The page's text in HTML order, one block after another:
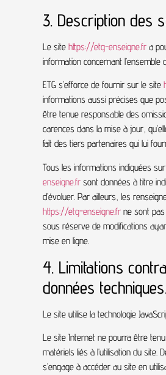
3. Description des
Le site https://etg-enseigne.fr a
information concernant l’ensemble
ETG s’efforce de fournir sur le site
informations aussi précises que
être tenue responsable des
carences dans la mise à jour,
fait des tiers partenaires qui lui
Tous les informations indiquées
enseigne.fr sont données à titre
d’évoluer. Par ailleurs, les
https://etg-enseigne.fr ne sont
sous réserve de modifications
mise en ligne.
4. Limitations
données
Le site utilise la technologie
Le site Internet ne pourra être
matériels liés à l’utilisation du site.
s’engage à accéder au site en